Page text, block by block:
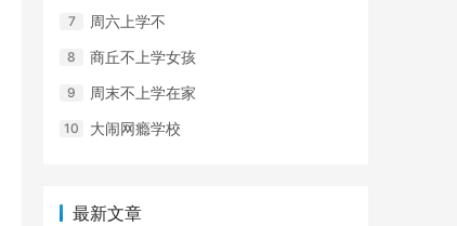
周六上学不
商丘不上学女孩
周末不上学在家
大闹网瘾学校
最新文章